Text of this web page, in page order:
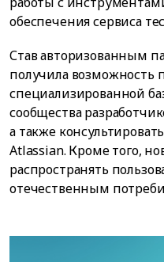
обеспечения сервиса
Став авторизованным
получила возможность
специализированной
сообщества
а также
Atlassian. Кроме того,
распространять
отечественным